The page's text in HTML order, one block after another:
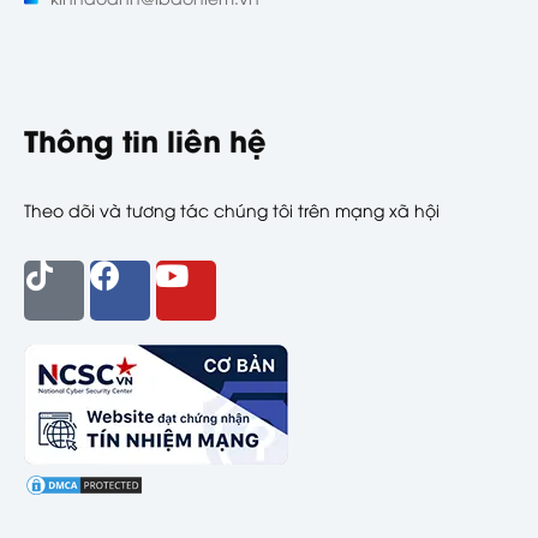
Thông tin liên hệ
Theo dõi và tương tác chúng tôi trên mạng xã hội